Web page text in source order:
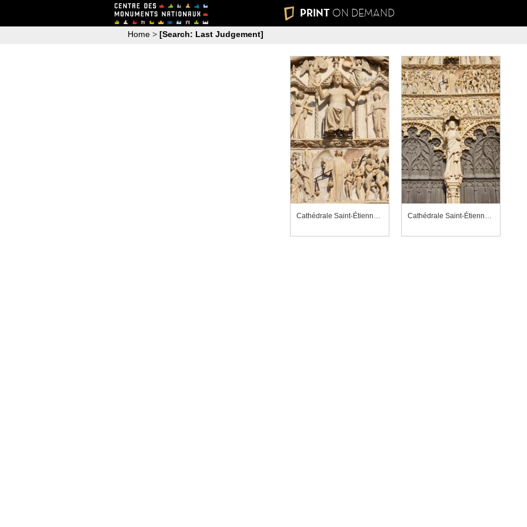
PRINT ON DEMAND
Home > [Search: Last Judgement]
Cathédrale Saint-Étienne de Bourges, détail du tympan du portail du Jugement dernier Cathédrale Saint-Étienne de Bourges, statue du Christ enseignant au trumeau du portail du Jugement dernier